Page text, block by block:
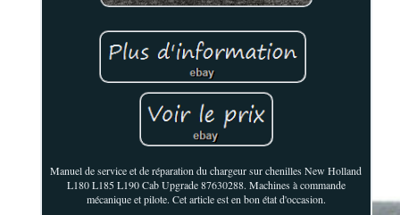
Manuel de service et de réparation du chargeur sur chenilles New Holland
L180 L185 L190 Cab Upgrade 87630288. Machines à commande
mécanique et pilote. Cet article est en bon état d'occasion.